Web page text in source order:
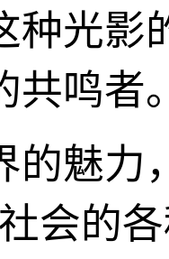
种光影
共鸣者
的魅力
会的